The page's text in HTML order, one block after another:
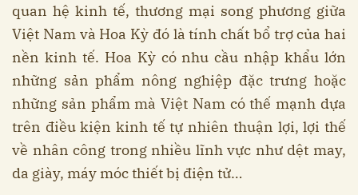
quan hệ kinh tế, thương mại song phương giữa
Việt Nam và Hoa Kỳ đó là tính chất bổ trợ của hai
nền kinh tế. Hoa Kỳ có nhu cầu nhập khẩu lớn
những sản phẩm nông nghiệp đặc trưng hoặc
những sản phẩm mà Việt Nam có thế mạnh dựa
trên điều kiện kinh tế tự nhiên thuận lợi, lợi thế
về nhân công trong nhiều lĩnh vực như dệt may,
da giày, máy móc thiết bị điện tử…